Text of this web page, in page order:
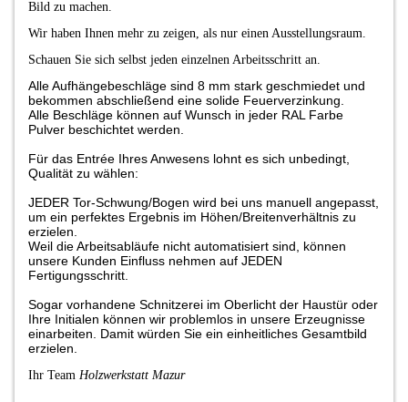
Bild zu machen.
Wir haben Ihnen mehr zu zeigen, als nur einen Ausstellungsraum.
Schauen Sie sich selbst jeden einzelnen Arbeitsschritt an.
Alle Aufhängebeschläge sind 8 mm stark geschmiedet und
bekommen abschließend eine solide Feuerverzinkung.
Alle Beschläge können auf Wunsch in jeder RAL Farbe
Pulver beschichtet werden.
Für das Entrée Ihres Anwesens lohnt es sich unbedingt,
Qualität zu wählen:
JEDER Tor-Schwung/Bogen wird bei uns manuell angepasst,
um ein perfektes Ergebnis im Höhen/Breitenverhältnis zu
erzielen.
Weil die Arbeitsabläufe nicht automatisiert sind, können
unsere Kunden Einfluss nehmen auf JEDEN
Fertigungsschritt.
Sogar vorhandene Schnitzerei im Oberlicht der Haustür oder
Ihre Initialen können wir problemlos in unsere Erzeugnisse
einarbeiten. Damit würden Sie ein einheitliches Gesamtbild
erzielen.
Ihr TeamHolzwerkstatt Mazur